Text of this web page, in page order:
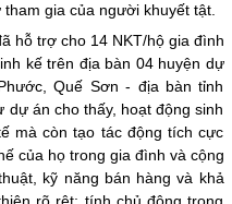
gia của người khuyết tật.
hỗ trợ cho 14 NKT/hộ gia đình
kế trên địa bàn 04 huyện dự
Quế Sơn - địa bàn tỉnh
án cho thấy, hoạt động sinh
mà còn tạo tác động tích cực
của họ trong gia đình và cộng
kỹ năng bán hàng và khả
rõ rệt; tính chủ động trong